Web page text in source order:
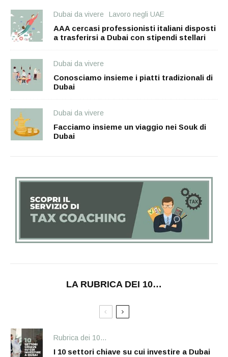
Dubai da vivere Lavoro negli UAE
AAA cercasi professionisti italiani disposti
a trasferirsi a Dubai con stipendi stellari
Dubai da vivere
Conosciamo insieme i piatti tradizionali di
Dubai
Dubai da vivere
Facciamo insieme un viaggio nei Souk di
Dubai
LA RUBRICA DEI 10…
Rubrica dei 10...
I 10 settori chiave su cui investire a Dubai